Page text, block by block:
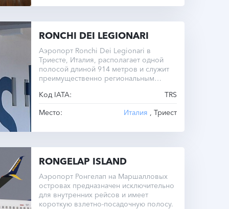
RONCHI DEI LEGIONARI
Аэропорт Ronchi Dei Legionari в
Триесте, Италия, располагает одной
полосой длиной 914 метров и служит
преимущественно региональным
Код IATA:
TRS
Место:
Италия , Триест
RONGELAP ISLAND
Аэропорт Ронгелап на Маршалловых
островах предназначен исключительно
для внутренних рейсов и имеет
короткую взлетно-посадочную полосу.